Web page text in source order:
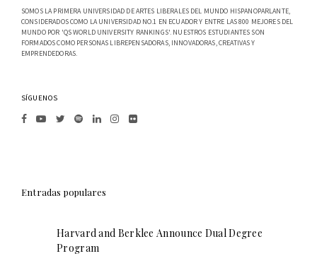
SOMOS LA PRIMERA UNIVERSIDAD DE ARTES LIBERALES DEL MUNDO HISPANOPARLANTE,
CONSIDERADOS COMO LA UNIVERSIDAD NO.1 EN ECUADOR Y ENTRE LAS 800 MEJORES DEL
MUNDO POR 'QS WORLD UNIVERSITY RANKINGS'. NUESTROS ESTUDIANTES SON
FORMADOS COMO PERSONAS LIBREPENSADORAS, INNOVADORAS, CREATIVAS Y
EMPRENDEDORAS.
SÍGUENOS
Entradas populares
Harvard and Berklee Announce Dual Degree
Program